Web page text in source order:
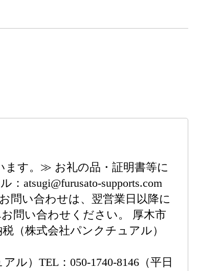
す。≫ お礼の品・証明書等に
atsugi@furusato-supports.com
問い合わせは、翌営業日以降に
問い合わせください。 厚木市
（株式会社パンクチュアル）
ル）TEL：050-1740-8146（平日